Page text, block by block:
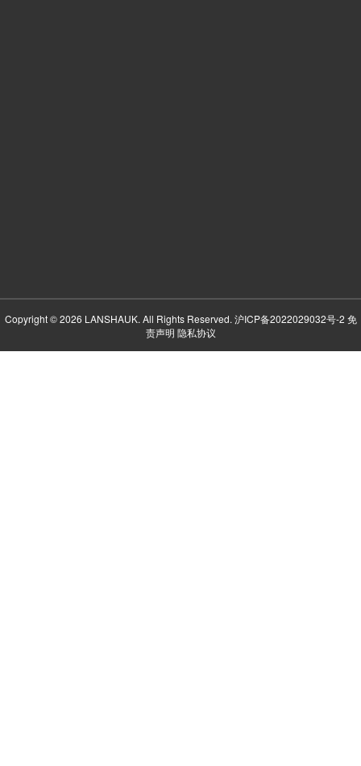
Copyright © 2026 LANSHAUK. All Rights Reserved. 沪ICP备2022029032号-2 免
责声明 隐私协议